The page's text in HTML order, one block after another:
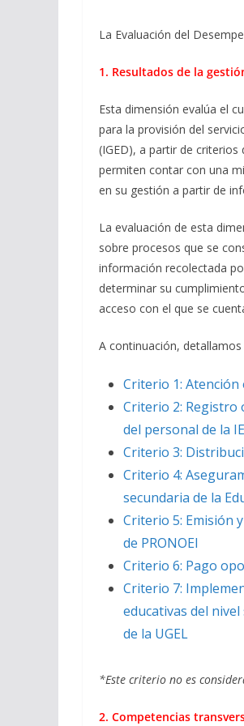
La Evaluación del
1. Resultados de la
Esta dimensión evalúa el
para la provisión del
(IGED), a partir de
permiten contar con una
en su gestión a partir de
La evaluación de esta
sobre procesos que se
información recolectada
determinar su
acceso con el que se
A continuación,
Criterio 1:
Criterio 2: Registro
del personal de la
Criterio 3:
Criterio 4:
secundaria de la
Criterio 5: Emisión
de PRONOEI
Criterio 6: Pago
Criterio 7:
educativas del
de la UGEL
*Este criterio no es
2. Competencias